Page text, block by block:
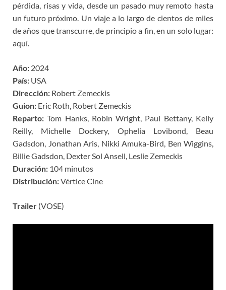
pérdida, risas y vida, desde un pasado muy remoto hasta
un futuro próximo. Un viaje a lo largo de cientos de miles
de años que transcurre, de principio a fin, en un solo lugar:
aquí.
Año: 2024
País: USA
Dirección: Robert Zemeckis
Guion: Eric Roth, Robert Zemeckis
Reparto: Tom Hanks, Robin Wright, Paul Bettany, Kelly
Reilly, Michelle Dockery, Ophelia Lovibond, Beau
Gadsdon, Jonathan Aris, Nikki Amuka-Bird, Ben Wiggins,
Billie Gadsdon, Dexter Sol Ansell, Leslie Zemeckis
Duración: 104 minutos
Distribución:Vértice Cine
Trailer (VOSE)